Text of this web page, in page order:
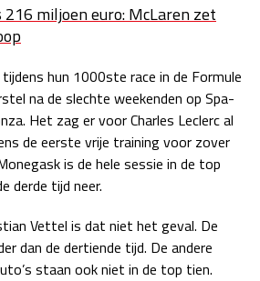
za 19:00 - 20:00
zo 17:00 - 19:00
zo 14:00 - 16:00
216 miljoen euro: McLaren zet
hun 1000ste race in de Formule
na de slechte weekenden op Spa-
Het zag er voor Charles Leclerc al
de eerste vrije training voor zover
is de hele sessie in de top
derde tijd neer.
Vettel is dat niet het geval. De
dan de dertiende tijd. De andere
staan ook niet in de top tien.